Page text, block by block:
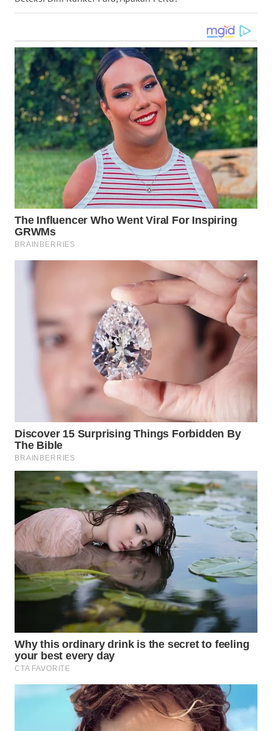
WN
WN
KALSEL
WN
KALTIM
WN
SULSEL
WN
GORONTALO
WN
SULUT
WN
WN
MALUT
DAIRI
DANAU
TOBA
WN
NIAS
WN
LANGKAT
TAPANULI
SELATAN
TANJUNG
LESUNG